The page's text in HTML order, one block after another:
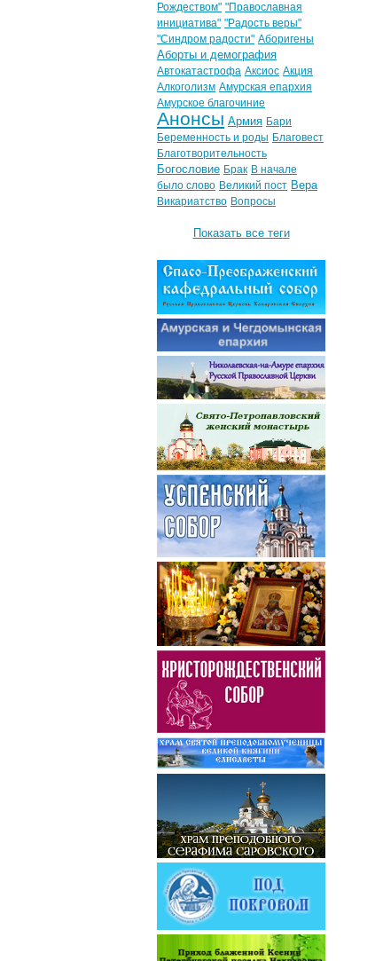
Рождеством" "Православная
инициатива" "Радость веры"
"Синдром радости" Аборигены
Аборты и демография
Автокатастрофа Аксиос Акция
Алкоголизм Амурская епархия
Амурское благочиние
Анонсы Армия Бари
Беременность и роды Благовест
Благотворительность
Богословие Брак В начале
было слово Великий пост Вера
Викариатство Вопросы
Показать все теги